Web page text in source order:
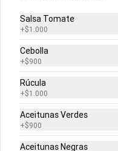
Salsa Tomate
+$1.000
Cebolla
+$900
Rúcula
+$1.000
Aceitunas Verdes
+$900
Aceitunas Negras